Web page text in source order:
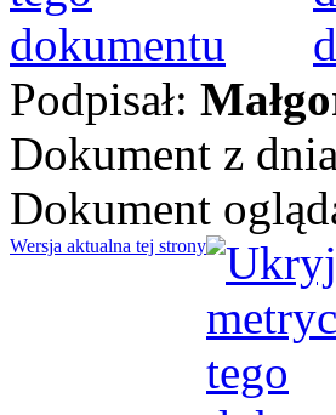
Podpisał:
Dokument z
Dokument
Wersja aktualna tej strony